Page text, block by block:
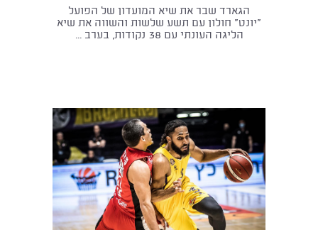
הגארד שבר את שיא המועדון של הפועל
"יונט" חולון עם תשע שלשות והשווה את שיא
הליגה העונתי עם 38 נקודות, בערב ...